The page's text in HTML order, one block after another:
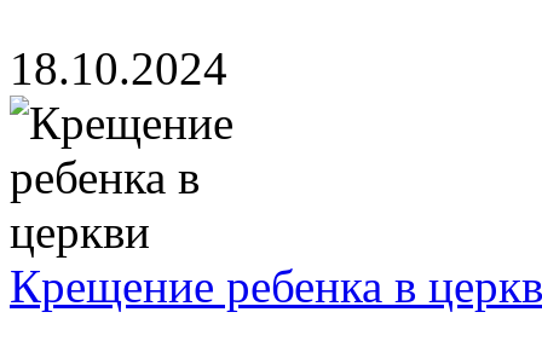
18.10.2024
Крещение ребенка в